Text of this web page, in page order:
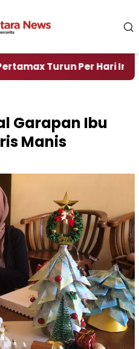
Per Hari Ini, Segini
Garapan Ibu
Manis